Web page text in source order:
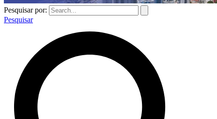
Pesquisar por:
Pesquisar